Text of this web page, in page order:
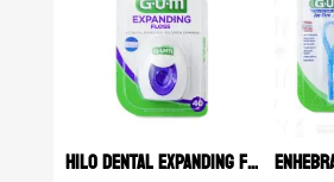
HILO DENTAL EXPANDING FLOSS GUM 40M